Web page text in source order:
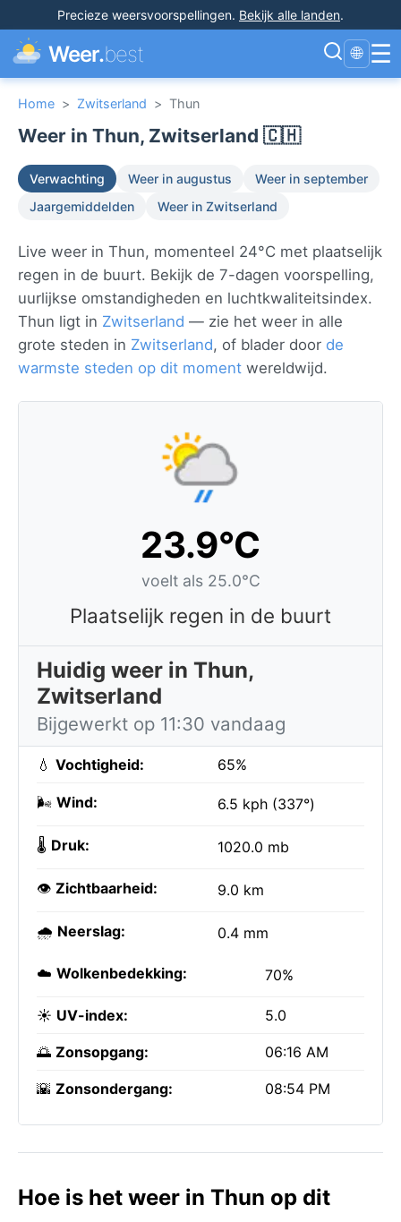
Precieze weersvoorspellingen. Bekijk alle landen.
Weer.best 🌐 ☰
Home > Zwitserland > Thun
Weer in Thun, Zwitserland 🇨🇭
Verwachting Weer in augustus
Weer in september
Jaargemiddelden
Weer in Zwitserland
Live weer in Thun, momenteel 24°C met plaatselijk
regen in de buurt. Bekijk de 7-dagen voorspelling,
uurlijkse omstandigheden en luchtkwaliteitsindex.
Thun ligt in Zwitserland — zie het weer in alle
grote steden in Zwitserland, of blader door de
warmste steden op dit moment wereldwijd.
23.9°C
voelt als 25.0°C
Plaatselijk regen in de buurt
Huidig weer in Thun,
Zwitserland
Bijgewerkt op 11:30 vandaag
💧 Vochtigheid: 65%
🌬️ Wind: 6.5 kph (337°)
🌡️ Druk: 1020.0 mb
👁️ Zichtbaarheid: 9.0 km
🌧️ Neerslag: 0.4 mm
☁️ Wolkenbedekking: 70%
☀️ UV-index: 5.0
🌅 Zonsopgang: 06:16 AM
🌇 Zonsondergang: 08:54 PM
Hoe is het weer in Thun op dit